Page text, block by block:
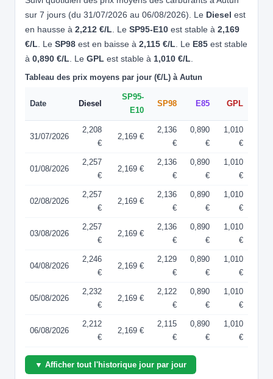
sur 7 jours (du 31/07/2026 au 06/08/2026). Le Diesel est
en hausse à 2,212 €/L. Le SP95-E10 est stable à 2,169
€/L. Le SP98 est en baisse à 2,115 €/L. Le E85 est stable
à 0,890 €/L. Le GPL est stable à 1,010 €/L.
Tableau des prix moyens par jour (€/L) à Autun
Date Diesel
SP95-
E10
SP98 E85 GPL
31/07/2026
2,208
€
2,169 €
2,136
€
0,890
€
1,010
€
01/08/2026
2,257
€
2,169 €
2,136
€
0,890
€
1,010
€
02/08/2026
2,257
€
2,169 €
2,136
€
0,890
€
1,010
€
03/08/2026
2,257
€
2,169 €
2,136
€
0,890
€
1,010
€
04/08/2026
2,246
€
2,169 €
2,129
€
0,890
€
1,010
€
05/08/2026
2,232
€
2,169 €
2,122
€
0,890
€
1,010
€
06/08/2026
2,212
€
2,169 €
2,115
€
0,890
€
1,010
€
▼ Afficher tout l'historique jour par jour